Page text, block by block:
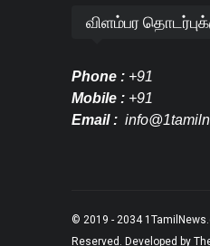
விளம்பர
Phone : +91
Mobile : +91
Email :
© 2019 - 2034
Reserved. Developed by